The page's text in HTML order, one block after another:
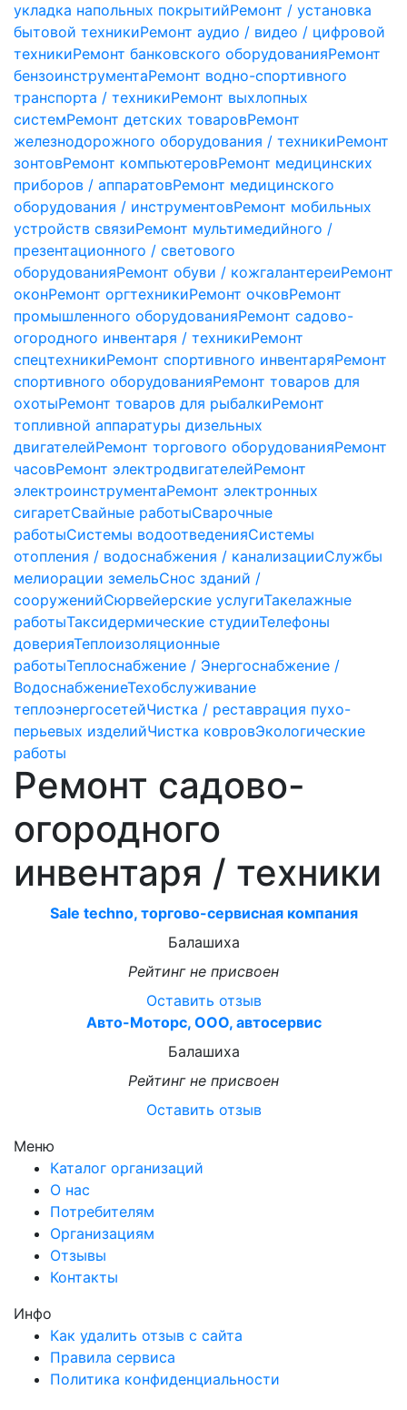
укладка напольных покрытийРемонт / установка
бытовой техникиРемонт аудио / видео / цифровой
техникиРемонт банковского оборудованияРемонт
бензоинструментаРемонт водно-спортивного
транспорта / техникиРемонт выхлопных
системРемонт детских товаровРемонт
железнодорожного оборудования / техникиРемонт
зонтовРемонт компьютеровРемонт медицинских
приборов / аппаратовРемонт медицинского
оборудования / инструментовРемонт мобильных
устройств связиРемонт мультимедийного /
презентационного / светового
оборудованияРемонт обуви / кожгалантереиРемонт
оконРемонт оргтехникиРемонт очковРемонт
промышленного оборудованияРемонт садово-
огородного инвентаря / техникиРемонт
спецтехникиРемонт спортивного инвентаряРемонт
спортивного оборудованияРемонт товаров для
охотыРемонт товаров для рыбалкиРемонт
топливной аппаратуры дизельных
двигателейРемонт торгового оборудованияРемонт
часовРемонт электродвигателейРемонт
электроинструментаРемонт электронных
сигаретСвайные работыСварочные
работыСистемы водоотведенияСистемы
отопления / водоснабжения / канализацииСлужбы
мелиорации земельСнос зданий /
сооруженийСюрвейерские услугиТакелажные
работыТаксидермические студииТелефоны
доверияТеплоизоляционные
работыТеплоснабжение / Энергоснабжение /
ВодоснабжениеТехобслуживание
теплоэнергосетейЧистка / реставрация пухо-
перьевых изделийЧистка ковровЭкологические
работы
Ремонт садово-
огородного
инвентаря / техники
Sale techno, торгово-сервисная компания
Балашиха
Рейтинг не присвоен
Оставить отзыв
Авто-Моторс, ООО, автосервис
Балашиха
Рейтинг не присвоен
Оставить отзыв
Меню
Каталог организаций
О нас
Потребителям
Организациям
Отзывы
Контакты
Инфо
Как удалить отзыв с сайта
Правила сервиса
Политика конфиденциальности